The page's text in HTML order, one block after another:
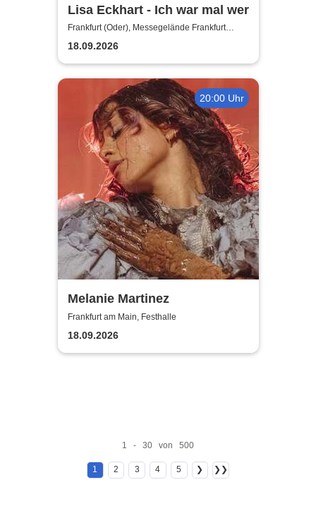
Lisa Eckhart - Ich war mal wer
Frankfurt (Oder), Messegelände Frankfurt
(Oder)
18.09.2026
20:00 Uhr
Melanie Martinez
Frankfurt am Main, Festhalle
18.09.2026
1 - 30 von 500
1 2 3 4 5 ❯ ❯❯